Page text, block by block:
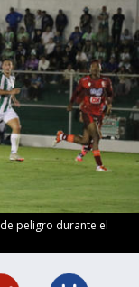
peligro durante el